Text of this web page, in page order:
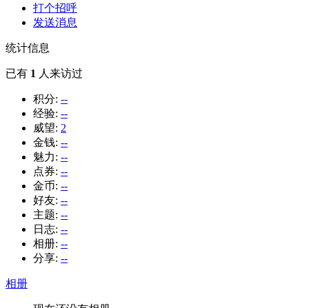
打个招呼
发送消息
统计信息
已有 1 人来访过
积分: --
经验: --
威望: 2
金钱: --
魅力: --
点券: --
金币: --
好友: --
主题: --
日志: --
相册: --
分享: --
相册